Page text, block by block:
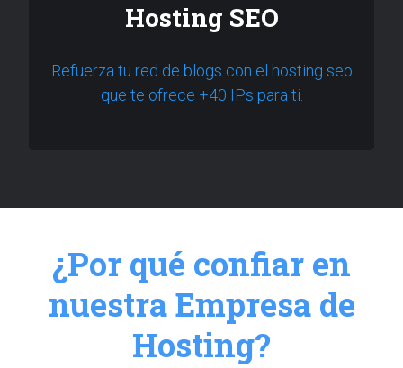
Hosting SEO
Refuerza tu red de blogs con el hosting seo
que te ofrece +40 IPs para ti.
¿Por qué confiar en
nuestra Empresa de
Hosting?